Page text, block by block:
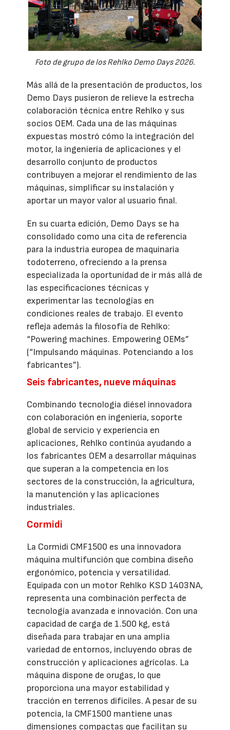
Foto de grupo de los Rehlko Demo Days 2026.
Más allá de la presentación de productos, los
Demo Days pusieron de relieve la estrecha
colaboración técnica entre Rehlko y sus
socios OEM. Cada una de las máquinas
expuestas mostró cómo la integración del
motor, la ingeniería de aplicaciones y el
desarrollo conjunto de productos
contribuyen a mejorar el rendimiento de las
máquinas, simplificar su instalación y
aportar un mayor valor al usuario final.
En su cuarta edición, Demo Days se ha
consolidado como una cita de referencia
para la industria europea de maquinaria
todoterreno, ofreciendo a la prensa
especializada la oportunidad de ir más allá de
las especificaciones técnicas y
experimentar las tecnologías en
condiciones reales de trabajo. El evento
refleja además la filosofía de Rehlko:
“Powering machines. Empowering OEMs”
(“Impulsando máquinas. Potenciando a los
fabricantes”).
Seis fabricantes, nueve máquinas
Combinando tecnología diésel innovadora
con colaboración en ingeniería, soporte
global de servicio y experiencia en
aplicaciones, Rehlko continúa ayudando a
los fabricantes OEM a desarrollar máquinas
que superan a la competencia en los
sectores de la construcción, la agricultura,
la manutención y las aplicaciones
industriales.
Cormidi
La Cormidi CMF1500 es una innovadora
máquina multifunción que combina diseño
ergonómico, potencia y versatilidad.
Equipada con un motor Rehlko KSD 1403NA,
representa una combinación perfecta de
tecnología avanzada e innovación. Con una
capacidad de carga de 1.500 kg, está
diseñada para trabajar en una amplia
variedad de entornos, incluyendo obras de
construcción y aplicaciones agrícolas. La
máquina dispone de orugas, lo que
proporciona una mayor estabilidad y
tracción en terrenos difíciles. A pesar de su
potencia, la CMF1500 mantiene unas
dimensiones compactas que facilitan su